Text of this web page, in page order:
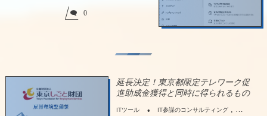
0
延長決定！東京都限定テレワーク促
進助成金獲得と同時に得られるもの
ITツール IT参謀のコンサルティング , …